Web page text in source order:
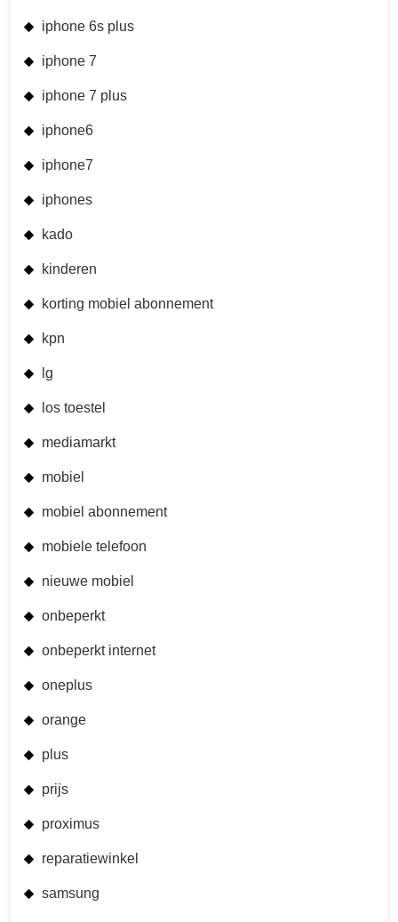
iphone 6s plus
iphone 7
iphone 7 plus
iphone6
iphone7
iphones
kado
kinderen
korting mobiel abonnement
kpn
lg
los toestel
mediamarkt
mobiel
mobiel abonnement
mobiele telefoon
nieuwe mobiel
onbeperkt
onbeperkt internet
oneplus
orange
plus
prijs
proximus
reparatiewinkel
samsung